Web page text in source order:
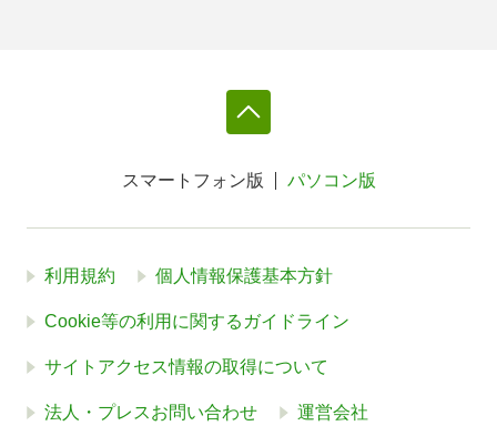
スマートフォン版 パソコン版
利用規約 個人情報保護基本方針
Cookie等の利用に関するガイドライン
サイトアクセス情報の取得について
法人・プレスお問い合わせ 運営会社